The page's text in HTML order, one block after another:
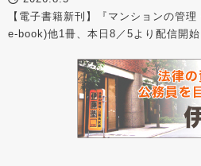
【電子書籍新刊】『マンションの管
e-book)他1冊、本日8／5より配信開始